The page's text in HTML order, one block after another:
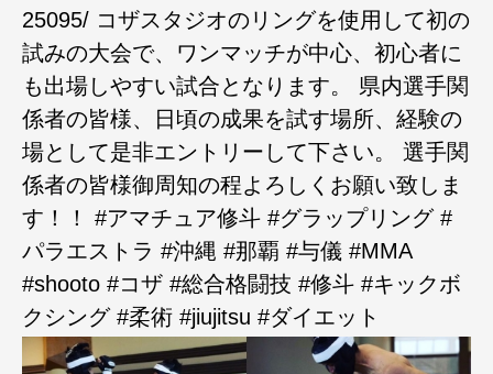
25095/ コザスタジオのリングを使用して初の
試みの大会で、ワンマッチが中心、初心者に
も出場しやすい試合となります。 県内選手関
係者の皆様、日頃の成果を試す場所、経験の
場として是非エントリーして下さい。 選手関
係者の皆様御周知の程よろしくお願い致しま
す！！ #アマチュア修斗 #グラップリング #
パラエストラ #沖縄 #那覇 #与儀 #MMA
#shooto #コザ #総合格闘技 #修斗 #キックボ
クシング #柔術 #jiujitsu #ダイエット